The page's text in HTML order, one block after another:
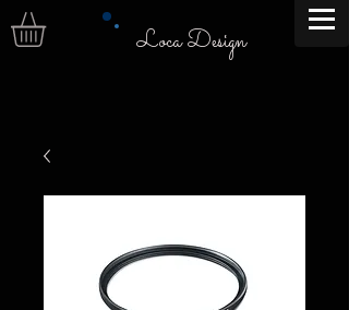
Loca Design